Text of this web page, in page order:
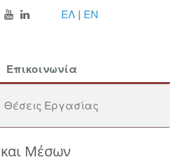
ΕΛ | EN
Επικοινωνία
Θέσεις Εργασίας
Μέσων